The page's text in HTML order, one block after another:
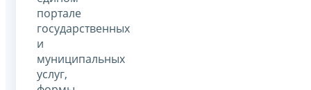
портале
государственных
и
муниципальных
услуг,